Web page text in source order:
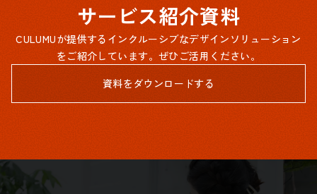
サービス紹介資料
CULUMUが提供するインクルーシブなデザインソリューション
をご紹介しています。ぜひご活用ください。
資料をダウンロードする